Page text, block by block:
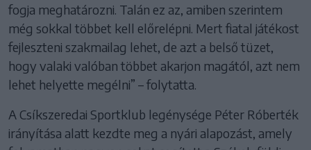
fogja meghatározni. Talán ez az, amiben szerintem
még sokkal többet kell előrelépni. Mert fiatal játékost
fejleszteni szakmailag lehet, de azt a belső tüzet,
hogy valaki valóban többet akarjon magától, azt nem
lehet helyette megélni” – folytatta.
A Csíkszeredai Sportklub legénysége Péter Róberték
irányítása alatt kezdte meg a nyári alapozást, amely